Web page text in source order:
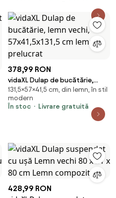
378,99 RON
vidaXL Dulap de bucătărie,
lemn vechi, 57x41,5x131,5 cm
lemn prelucrat
131,5×57×41,5 cm, din lemn, în stil
modern
În stoc
Livrare gratuită
428,99 RON